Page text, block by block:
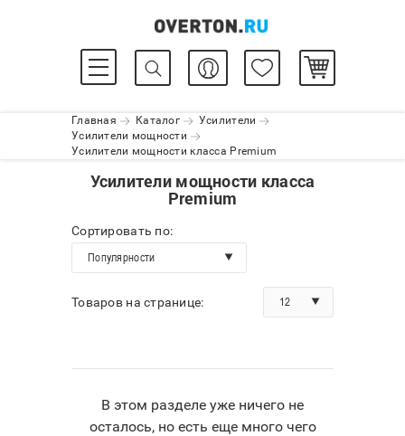
Главная Каталог
Усилители
Усилители мощности
Усилители мощности класса Premium
Усилители мощности класса
Premium
Сортировать по:
Популярности
Товаров на странице: 12
В этом разделе уже ничего не
осталось, но есть еще много чего